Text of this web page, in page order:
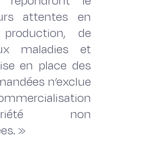
attentes en
de
maladies et
en place des
n’exclue
non
»